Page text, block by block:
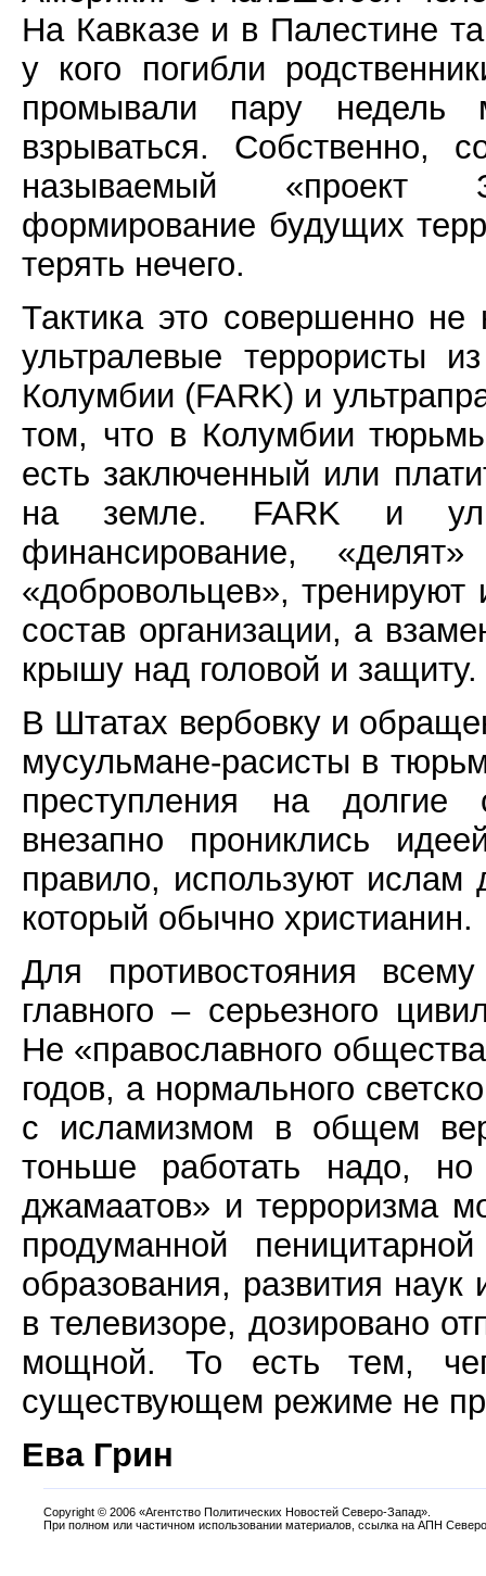
На Кавказе и в Палестине
у кого погибли
промывали пару недель
взрываться. Собственно,
называемый «проект
формирование будущих
терять нечего.
Тактика это совершенно
ультралевые террористы
Колумбии (FARK) и
том, что в Колумбии
есть заключенный или
на земле. FARK и
финансирование,
«добровольцев»,
состав организации, а
крышу над головой и защиту.
В Штатах вербовку и
мусульмане-расисты в
преступления на долгие
внезапно прониклись
правило, используют ислам
который обычно христианин.
Для противостояния
главного – серьезного
Не «православного
годов, а нормального
с исламизмом в общем
тоньше работать надо,
джамаатов» и терроризма
продуманной
образования, развития наук
в телевизоре, дозировано
мощной. То есть тем,
существующем режиме не
Ева Грин
Copyright © 2006 «Агентство Политических Новостей Северо-Запад».
При полном или частичном использовании материалов, ссылка на АПН